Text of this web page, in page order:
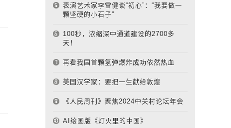
表演艺术家李雪健谈“初心”：“我要做一
颗坚硬的小石子”
100秒，浓缩深中通道建设的2700多
天！
再看我国首颗氢弹爆炸成功依然热血
美国汉学家：要把一生献给敦煌
《人民周刊》聚焦2024中关村论坛年会
AI绘画版《灯火里的中国》